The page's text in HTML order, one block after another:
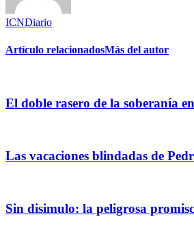
ICNDiario
Artículo relacionadosMás del autor
El doble rasero de la soberanía
Las vacaciones blindadas de
Sin disimulo: la peligrosa